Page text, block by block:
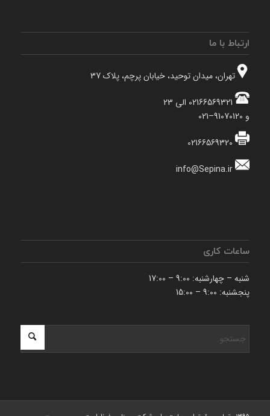
ارتباط با ما
تهران، میدان توحید، خیابان پرچم، پلاک 37
و 91070120–021
02166569320
info@Sepina.ir
ساعات کاری
شنبه – چهارشنبه: 9:00 – 17:00
پنجشنبه: 9:00 – 15:00